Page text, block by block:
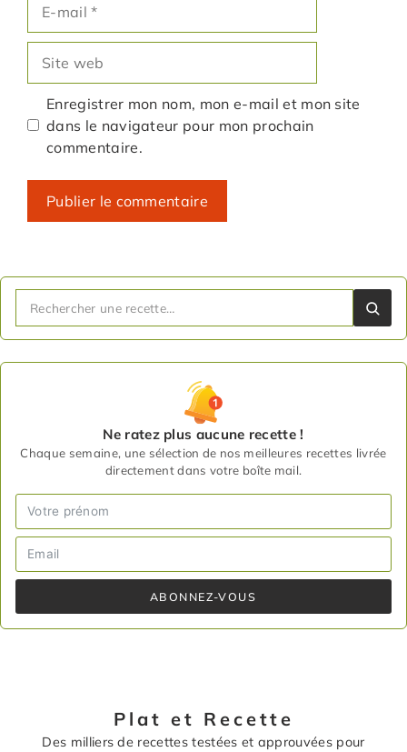
mail
web
Enregistrer mon nom, mon e-mail et mon site
dans le navigateur pour mon prochain
commentaire.
Ne ratez plus aucune recette !
Chaque semaine, une sélection de nos meilleures recettes livrée
directement dans votre boîte mail.
ABONNEZ-VOUS
Plat et Recette
Des milliers de recettes testées et approuvées pour